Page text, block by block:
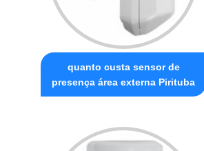
quanto custa sensor de
presença área externa Pirituba